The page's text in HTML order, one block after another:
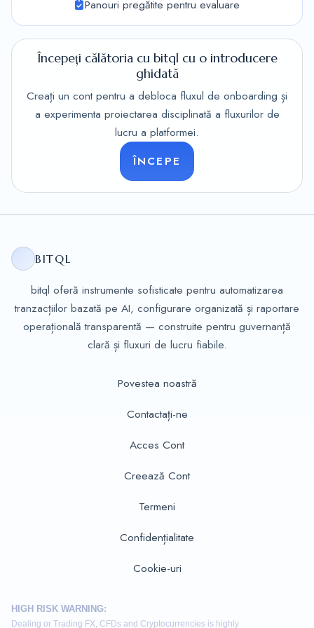
Panouri pregătite pentru evaluare
Începeți călătoria cu bitql cu o introducere
ghidată
Creați un cont pentru a debloca fluxul de onboarding și
a experimenta proiectarea disciplinată a fluxurilor de
lucru a platformei.
ÎNCEPE
BITQL
bitql oferă instrumente sofisticate pentru automatizarea
tranzacțiilor bazată pe AI, configurare organizată și raportare
operațională transparentă — construite pentru guvernanță
clară și fluxuri de lucru fiabile.
Povestea noastră
Contactați-ne
Acces Cont
Creează Cont
Termeni
Confidențialitate
Cookie-uri